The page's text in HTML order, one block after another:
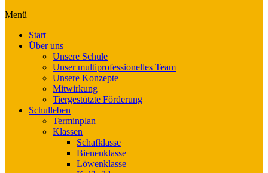
Menü
Start
Über uns
Unsere Schule
Unser multiprofessionelles Team
Unsere Konzepte
Mitwirkung
Tiergestützte Förderung
Schulleben
Terminplan
Klassen
Schafklasse
Bienenklasse
Löwenklasse